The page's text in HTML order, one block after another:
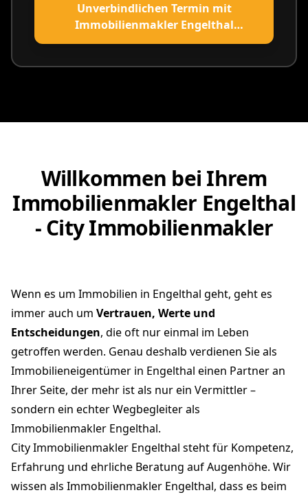
Unverbindlichen Termin mit
Immobilienmakler Engelthal
vereinbaren
Willkommen bei Ihrem
Immobilienmakler Engelthal
- City Immobilienmakler
Wenn es um Immobilien in Engelthal geht, geht es
immer auch um Vertrauen, Werte und
Entscheidungen, die oft nur einmal im Leben
getroffen werden. Genau deshalb verdienen Sie als
Immobilieneigentümer in Engelthal einen Partner an
Ihrer Seite, der mehr ist als nur ein Vermittler –
sondern ein echter Wegbegleiter als
Immobilienmakler Engelthal.
City Immobilienmakler Engelthal steht für Kompetenz,
Erfahrung und ehrliche Beratung auf Augenhöhe. Wir
wissen als Immobilienmakler Engelthal, dass es beim